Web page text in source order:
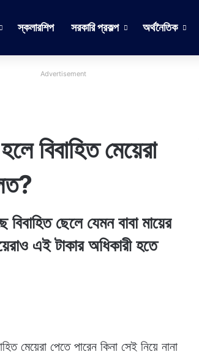
স্কলারশিপ সরকারি প্রকল্প অর্থনৈতিক
Advertisement
মেয়েরা
ছেলে যেমন বাবা মায়ের
এই টাকার অধিকারী হতে
মেয়েরা পেতে পারেন কিনা সেই নিয়ে নানা